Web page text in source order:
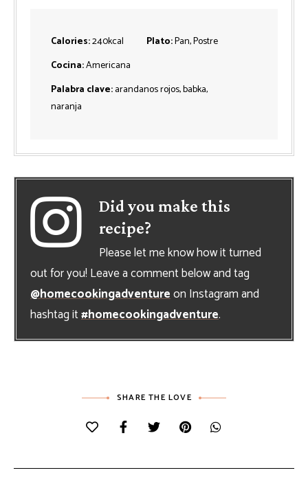
Calories:240kcal Plato:Pan, Postre
Cocina:Americana
Palabra clave:arandanos rojos, babka,
naranja
Did you make this
recipe?
Please let me know how it turned
out for you! Leave a comment below and tag
@homecookingadventureon Instagram and
hashtag it#homecookingadventure.
SHARE THE LOVE